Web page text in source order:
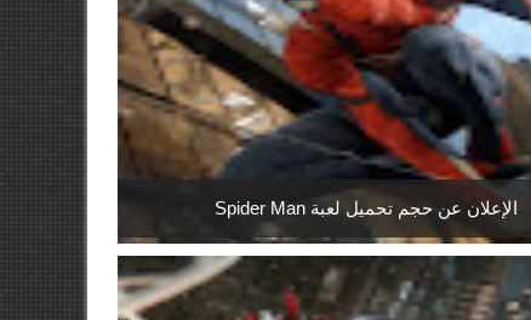
الإعلان عن حجم تحميل لعبة Spider Man